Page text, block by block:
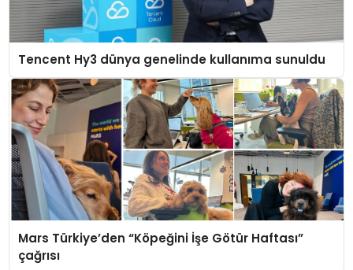
Tencent Hy3 dünya genelinde kullanıma sunuldu
Mars Türkiye’den “Köpeğini İşe Götür Haftası”
çağrısı